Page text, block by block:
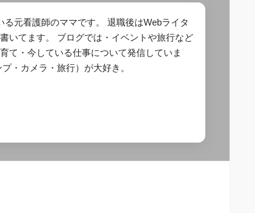
る元看護師のママです。 退職後はWebライタ
いてます。 ブログでは・イベントや旅行など
て・今している仕事について発信していま
・カメラ・旅行）が大好き。